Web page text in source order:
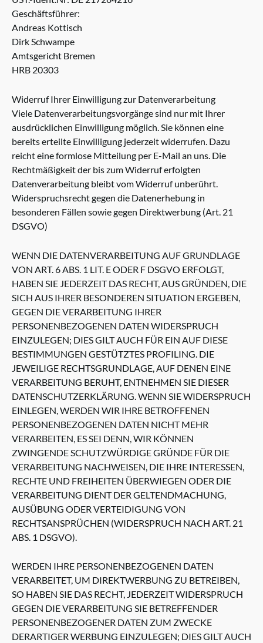
Geschäftsführer:
Andreas Kottisch
Dirk Schwampe
Amtsgericht Bremen
HRB 20303
Widerruf Ihrer Einwilligung zur Datenverarbeitung
Viele Datenverarbeitungsvorgänge sind nur mit Ihrer
ausdrücklichen Einwilligung möglich. Sie können eine
bereits erteilte Einwilligung jederzeit widerrufen. Dazu
reicht eine formlose Mitteilung per E-Mail an uns. Die
Rechtmäßigkeit der bis zum Widerruf erfolgten
Datenverarbeitung bleibt vom Widerruf unberührt.
Widerspruchsrecht gegen die Datenerhebung in
besonderen Fällen sowie gegen Direktwerbung (Art. 21
DSGVO)
WENN DIE DATENVERARBEITUNG AUF GRUNDLAGE
VON ART. 6 ABS. 1 LIT. E ODER F DSGVO ERFOLGT,
HABEN SIE JEDERZEIT DAS RECHT, AUS GRÜNDEN, DIE
SICH AUS IHRER BESONDEREN SITUATION ERGEBEN,
GEGEN DIE VERARBEITUNG IHRER
PERSONENBEZOGENEN DATEN WIDERSPRUCH
EINZULEGEN; DIES GILT AUCH FÜR EIN AUF DIESE
BESTIMMUNGEN GESTÜTZTES PROFILING. DIE
JEWEILIGE RECHTSGRUNDLAGE, AUF DENEN EINE
VERARBEITUNG BERUHT, ENTNEHMEN SIE DIESER
DATENSCHUTZERKLÄRUNG. WENN SIE WIDERSPRUCH
EINLEGEN, WERDEN WIR IHRE BETROFFENEN
PERSONENBEZOGENEN DATEN NICHT MEHR
VERARBEITEN, ES SEI DENN, WIR KÖNNEN
ZWINGENDE SCHUTZWÜRDIGE GRÜNDE FÜR DIE
VERARBEITUNG NACHWEISEN, DIE IHRE INTERESSEN,
RECHTE UND FREIHEITEN ÜBERWIEGEN ODER DIE
VERARBEITUNG DIENT DER GELTENDMACHUNG,
AUSÜBUNG ODER VERTEIDIGUNG VON
RECHTSANSPRÜCHEN (WIDERSPRUCH NACH ART. 21
ABS. 1 DSGVO).
WERDEN IHRE PERSONENBEZOGENEN DATEN
VERARBEITET, UM DIREKTWERBUNG ZU BETREIBEN,
SO HABEN SIE DAS RECHT, JEDERZEIT WIDERSPRUCH
GEGEN DIE VERARBEITUNG SIE BETREFFENDER
PERSONENBEZOGENER DATEN ZUM ZWECKE
DERARTIGER WERBUNG EINZULEGEN; DIES GILT AUCH